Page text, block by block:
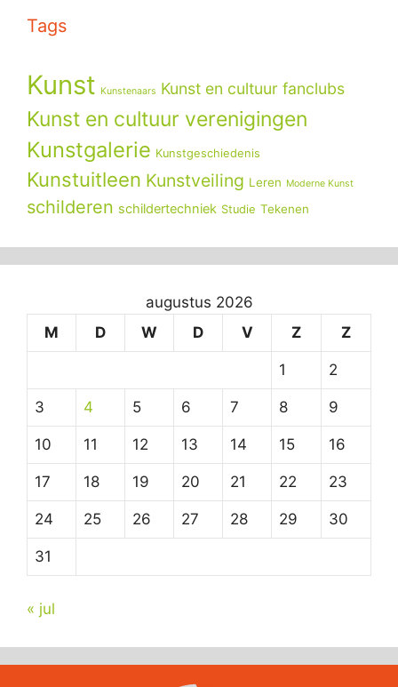
Tags
Kunst Kunstenaars Kunst en cultuur fanclubs
Kunst en cultuur verenigingen
Kunstgalerie Kunstgeschiedenis
Kunstuitleen Kunstveiling Leren Moderne Kunst
schilderen schildertechniek Studie Tekenen
augustus 2026
M
D W D V Z Z
1 2
3 4 5 6 7 8 9
10 11 12 13 14 15 16
17 18 19 20 21 22 23
24 25 26 27 28 29 30
31
« jul